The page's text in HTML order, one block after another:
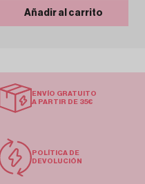
Añadir al carrito
ENVÍO GRATUITO
A PARTIR DE 35€
POLÍTICA DE
DEVOLUCIÓN